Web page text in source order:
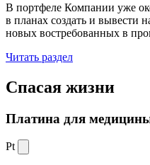
В портфеле Компании уже
в планах создать и вывести
новых востребованных в
Читать раздел
Спасая жизни
Платина для
Pt